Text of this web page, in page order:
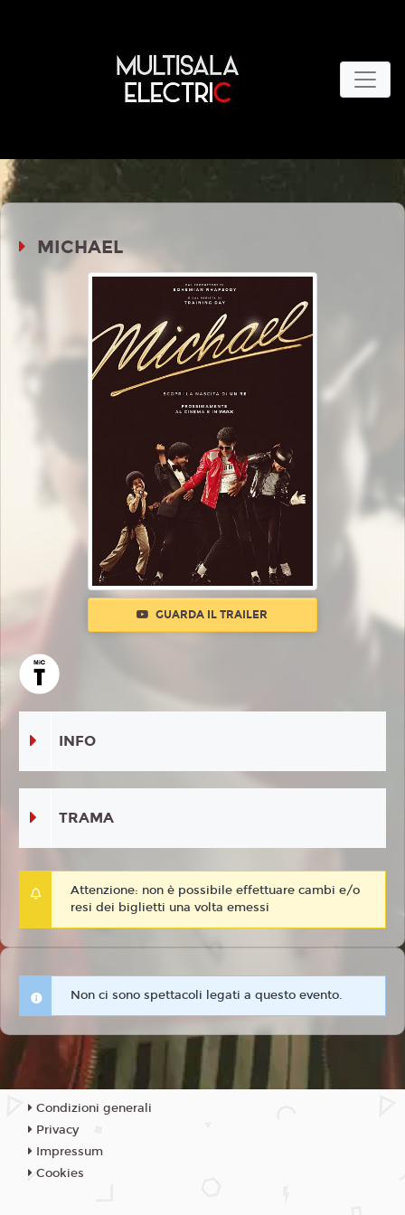
MICHAEL
GUARDA IL TRAILER
INFO
TRAMA
Attenzione: non è possibile effettuare cambi e/o
resi dei biglietti una volta emessi
Non ci sono spettacoli legati a questo evento.
Condizioni generali
Privacy
Impressum
Cookies